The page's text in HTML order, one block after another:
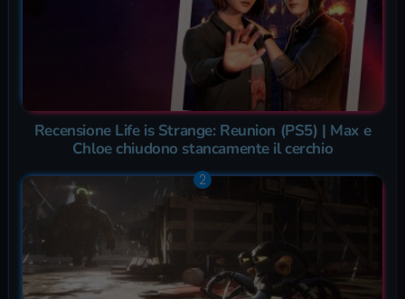
Recensione Life is Strange: Reunion (PS5) | Max e
Chloe chiudono stancamente il cerchio